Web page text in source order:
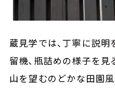
蔵見学では、丁寧に説
留機、瓶詰めの様子を見
山を望むのどかな田園